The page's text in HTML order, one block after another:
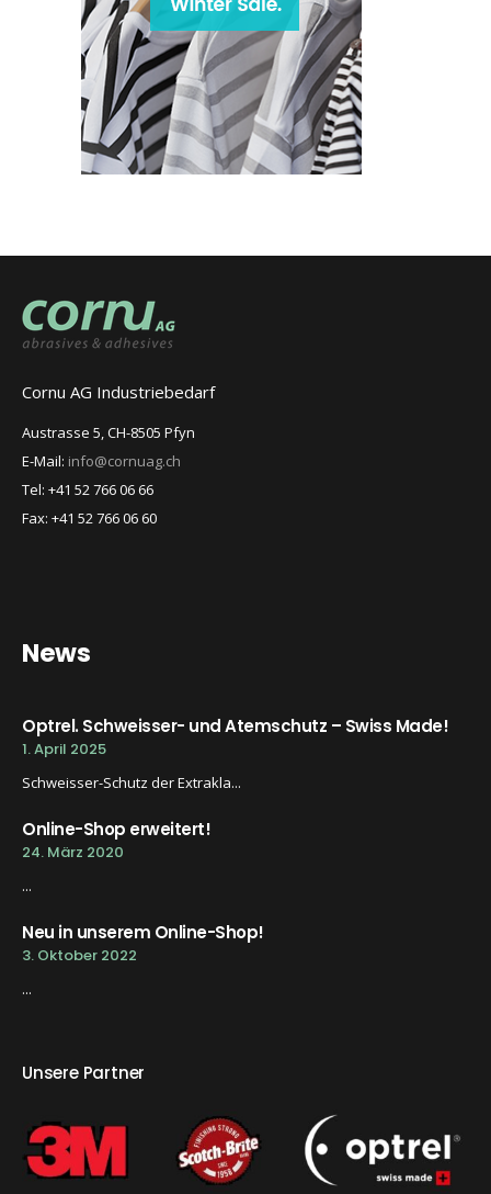
Cornu AG Industriebedarf
Austrasse 5, CH-8505 Pfyn
E-Mail: info@cornuag.ch
Tel: +41 52 766 06 66
Fax: +41 52 766 06 60
News
Optrel. Schweisser- und Atemschutz – Swiss Made!
1. April 2025
Schweisser-Schutz der Extrakla...
Online-Shop erweitert!
24. März 2020
...
Neu in unserem Online-Shop!
3. Oktober 2022
...
Unsere Partner